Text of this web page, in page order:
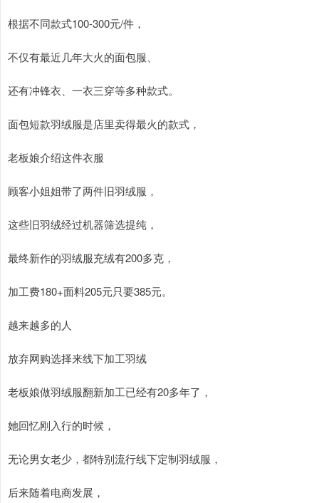
根据不同款式100-300元/件，
不仅有最近几年大火的面包服、
还有冲锋衣、一衣三穿等多种款式。
面包短款羽绒服是店里卖得最火的款式，
老板娘介绍这件衣服
顾客小姐姐带了两件旧羽绒服，
这些旧羽绒经过机器筛选提纯，
最终新作的羽绒服充绒有200多克，
加工费180+面料205元只要385元。
越来越多的人
放弃网购选择来线下加工羽绒
老板娘做羽绒服翻新加工已经有20多年了，
她回忆刚入行的时候，
无论男女老少，都特别流行线下定制羽绒服，
后来随着电商发展，